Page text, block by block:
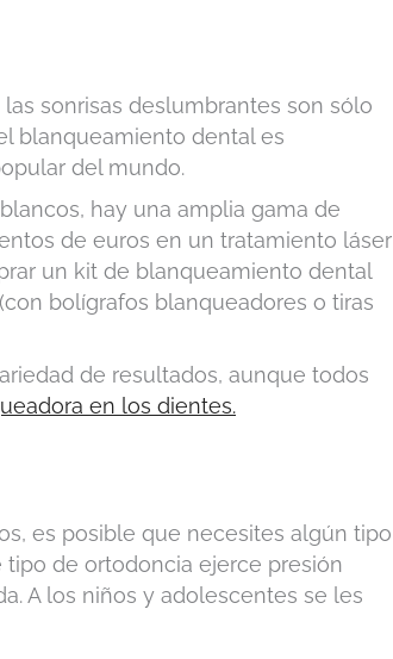
sonrisas deslumbrantes son sólo
blanqueamiento dental es
del mundo.
hay una amplia gama de
de euros en un tratamiento láser
un kit de blanqueamiento dental
bolígrafos blanqueadores o tiras
de resultados, aunque todos
en los dientes.
es posible que necesites algún tipo
tipo de ortodoncia ejerce presión
A los niños y adolescentes se les